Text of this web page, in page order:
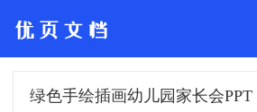
绿色手绘插画幼儿园家长会PPT